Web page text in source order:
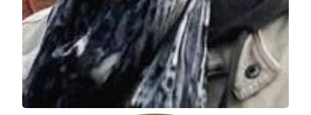
美狮美高梅
平衡的寓言-1
鸿韦